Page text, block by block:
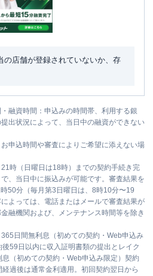
の店舗が登録されていないか、存
融資時間：申込みの時間帯、利用する銀
出状況によって、当日中の融資ができない
申込時間や審査によりご希望に添えない場
時（日曜日は18時）までの契約手続き完
、当日中に振込みが可能です。審査結果を
50分（毎月第3日曜日は、8時10分〜19
よっては、電話またはメールで審査結果が
融機関および、メンテナンス時間等を除き
日間無利息（初めての契約・Web申込み
59日以内に収入証明書類の提出とレイク
（初めての契約・Web申込み限定）契約
過後は通常金利適用。初回契約翌日から